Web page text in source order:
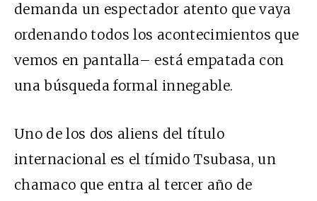
demanda un espectador atento que vaya
ordenando todos los acontecimientos que
vemos en pantalla– está empatada con
una búsqueda formal innegable.
Uno de los dos aliens del título
internacional es el tímido Tsubasa, un
chamaco que entra al tercer año de